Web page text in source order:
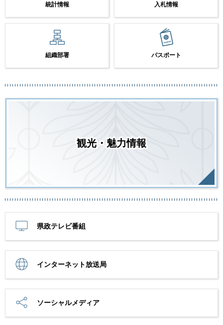
統計情報 入札情報
組織部署 パスポート
観光・魅力情報
県政テレビ番組
インターネット放送局
ソーシャルメディア